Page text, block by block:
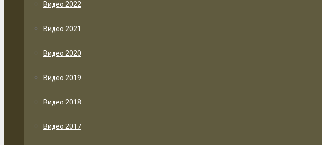
Видео 2022
Видео 2021
Видео 2020
Видео 2019
Видео 2018
Видео 2017